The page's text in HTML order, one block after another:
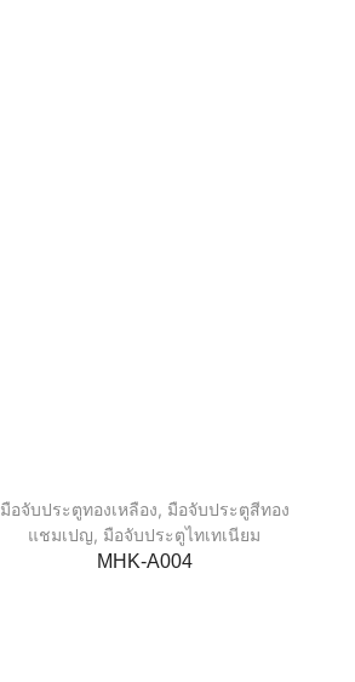
มือจับประตูทองเหลือง, มือจับประตูสีทอง
แชมเปญ, มือจับประตูไทเทเนียม
MHK-A004